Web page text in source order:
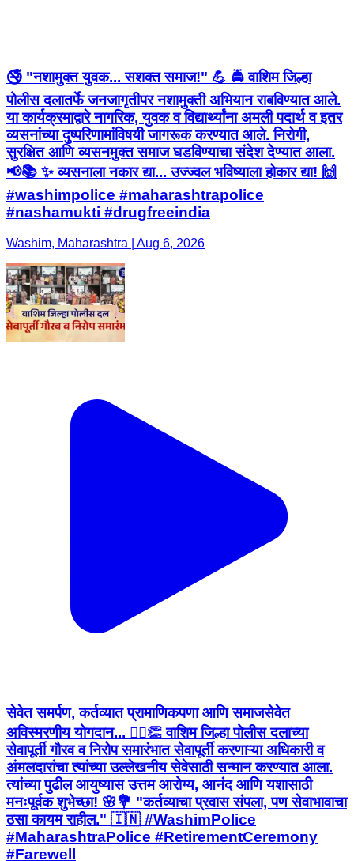
🚭 "नशामुक्त युवक... सशक्त समाज!" 💪 🚔 वाशिम जिल्हा
पोलीस दलातर्फे जनजागृतीपर नशामुक्ती अभियान राबविण्यात आले.
या कार्यक्रमाद्वारे नागरिक, युवक व विद्यार्थ्यांना अमली पदार्थ व इतर
व्यसनांच्या दुष्परिणामांविषयी जागरूक करण्यात आले. निरोगी,
सुरक्षित आणि व्यसनमुक्त समाज घडविण्याचा संदेश देण्यात आला.
📢📚 ✨ व्यसनाला नकार द्या... उज्ज्वल भविष्याला होकार द्या! 🙌
#washimpolice #maharashtrapolice
#nashamukti #drugfreeindia
Washim, Maharashtra | Aug 6, 2026
सेवेत समर्पण, कर्तव्यात प्रामाणिकपणा आणि समाजसेवेत
अविस्मरणीय योगदान... 👮‍♂️👏 वाशिम जिल्हा पोलीस दलाच्या
सेवापूर्ती गौरव व निरोप समारंभात सेवापूर्ती करणाऱ्या अधिकारी व
अंमलदारांचा त्यांच्या उल्लेखनीय सेवेसाठी सन्मान करण्यात आला.
त्यांच्या पुढील आयुष्यास उत्तम आरोग्य, आनंद आणि यशासाठी
मनःपूर्वक शुभेच्छा! 🌸💐 "कर्तव्याचा प्रवास संपला, पण सेवाभावाचा
ठसा कायम राहील." 🇮🇳 #WashimPolice
#MaharashtraPolice #RetirementCeremony
#Farewell